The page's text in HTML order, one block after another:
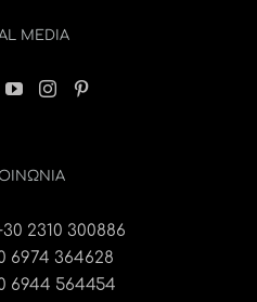
MEDIA
2310 300886
6974 364628
6944 564454